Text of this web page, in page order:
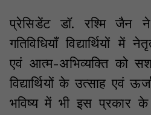
प्रेसिडेंट डॉ. रश्मि जैन
गतिविधियाँ विद्यार्थियों में
एवं आत्म-अभिव्यक्ति को
विद्यार्थियों के उत्साह एवं
भविष्य में भी इस प्रकार